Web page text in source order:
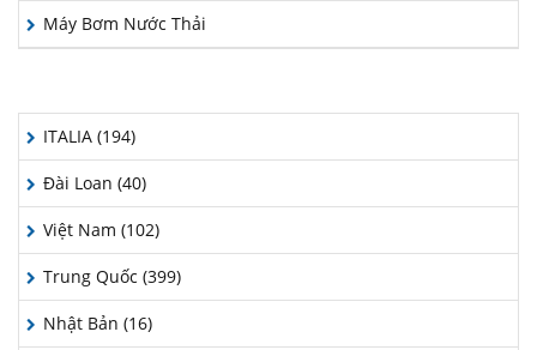
Máy Bơm Nước Thải
ITALIA (194)
Đài Loan (40)
Việt Nam (102)
Trung Quốc (399)
Nhật Bản (16)